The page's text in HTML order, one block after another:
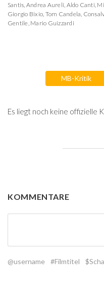
Santis, Andrea Aureli, Aldo Canti,
Giorgio Bixio, Tom Candela,
Gentile, Mario Guizzardi
MB-Kritik
Es liegt noch keine offizielle
KOMMENTARE
@username #Filmtitel